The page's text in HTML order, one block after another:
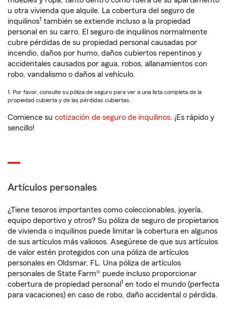
u otra vivienda que alquile. La cobertura del seguro de
inquilinos1 también se extiende incluso a la propiedad
personal en su carro. El seguro de inquilinos normalmente
cubre pérdidas de su propiedad personal causadas por
incendio, daños por humo, daños cubiertos repentinos y
accidentales causados por agua, robos, allanamientos con
robo, vandalismo o daños al vehículo.
1. Por favor, consulte su póliza de seguro para ver a una lista completa de la
propiedad cubierta y de las pérdidas cubiertas.
Comience su cotización de seguro de inquilinos. ¡Es rápido y
sencillo!
Artículos personales
¿Tiene tesoros importantes como coleccionables, joyería,
equipo deportivo y otros? Su póliza de seguro de propietarios
de vivienda o inquilinos puede limitar la cobertura en algunos
de sus artículos más valiosos. Asegúrese de que sus artículos
de valor estén protegidos con una póliza de artículos
personales en Oldsmar, FL. Una póliza de artículos
personales de State Farm® puede incluso proporcionar
cobertura de propiedad personal 1 en todo el mundo (perfecta
para vacaciones) en caso de robo, daño accidental o pérdida.